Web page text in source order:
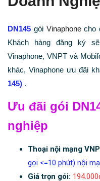
DN145 gói Vinaphonecho
Khách hàng đăng ký
Vinaphone, VNPT và
khác, Vinaphone ưu đãi
145) .
Ưu đãi gói
nghiệp
Thoại nội mạng
gọi <=10 phút) nội
Giá trọn gói: